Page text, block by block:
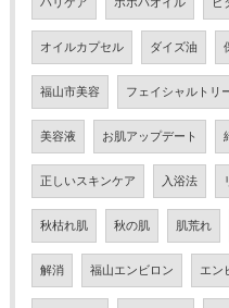
ハリケア ホホバオイル ビ
オイルカプセル ダイズ油
福山市美容 フェイシャルトリ
美容液 お肌アップデート
正しいスキンケア 入浴法
秋枯れ肌 秋の肌 肌荒れ
解消 福山エンビロン エン